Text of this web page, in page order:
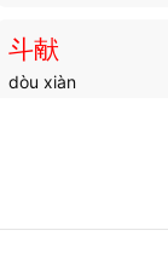
斗献
dòu xiàn